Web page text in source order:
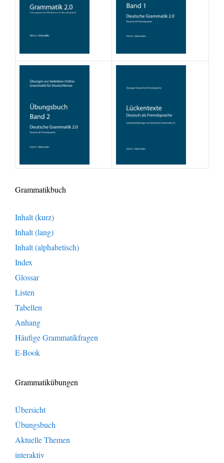
Grammatikbuch
Inhalt (kurz)
Inhalt (lang)
Inhalt (alphabetisch)
Index
Glossar
Listen
Tabellen
Anhang
Häufige Grammatikfragen
E-Book
Grammatikübungen
Übersicht
Übungsbuch
Aktuelle Themen
interaktiv